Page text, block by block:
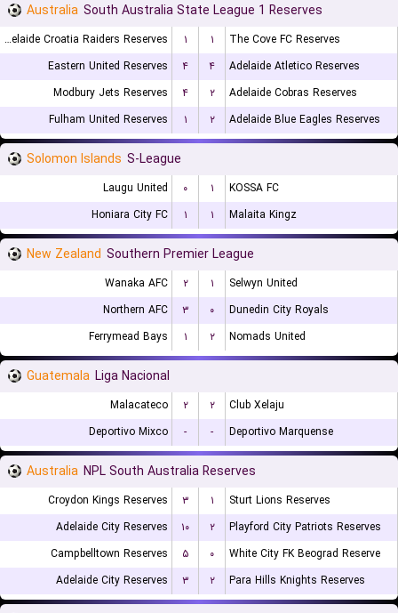
Australia South Australia State League 1 Reserves
Adelaide Croatia Raiders Reserves ۱ ۱
The Cove FC Reserves
Eastern United Reserves
۴ ۴
Adelaide Atletico Reserves
Modbury Jets Reserves
۴ ۲
Adelaide Cobras Reserves
Fulham United Reserves
۱ ۲ Adelaide Blue Eagles Reserves
Solomon Islands S-League
Laugu United ۰ ۱
KOSSA FC
Honiara City FC
۱ ۱ Malaita Kingz
New Zealand Southern Premier League
Wanaka AFC ۲ ۱
Selwyn United
Northern AFC
۳ ۰
Dunedin City Royals
Ferrymead Bays
۱ ۲ Nomads United
Guatemala Liga Nacional
Malacateco ۲ ۲
Club Xelaju
Deportivo Mixco
- - Deportivo Marquense
Australia NPL South Australia Reserves
Croydon Kings Reserves ۳ ۱
Sturt Lions Reserves
Adelaide City Reserves
۱۰ ۲
Playford City Patriots Reserves
Campbelltown Reserves
۵ ۰
White City FK Beograd Reserve
Adelaide City Reserves
۳ ۲ Para Hills Knights Reserves